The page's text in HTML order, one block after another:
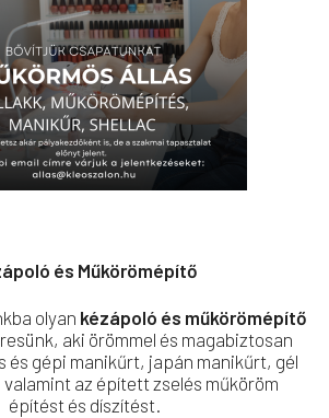
és Műkörömépítő
olyan kézápoló és műkörömépítő
aki örömmel és magabiztosan
és gépi manikűrt, japán manikűrt, gél
az épített zselés műköröm
építést és díszítést.